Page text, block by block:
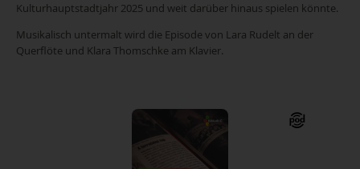
Kulturhauptstadtjahr 2025 und weit darüber hinaus spielen könnte.
Musikalisch untermalt wird die Episode von Lara Rudelt an der
Querflöte und Klara Thomschke am Klavier.